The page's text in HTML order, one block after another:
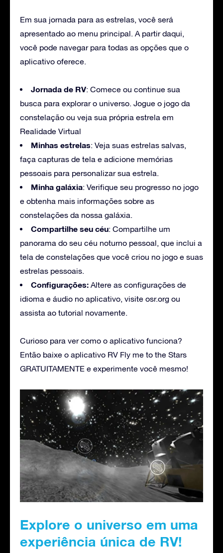
Em sua jornada para as estrelas, você será
apresentado ao menu principal. A partir daqui,
você pode navegar para todas as opções que o
aplicativo oferece.
Jornada de RV: Comece ou continue sua
busca para explorar o universo. Jogue o jogo da
constelação ou veja sua própria estrela em
Realidade Virtual
Minhas estrelas: Veja suas estrelas salvas,
faça capturas de tela e adicione memórias
pessoais para personalizar sua estrela.
Minha galáxia: Verifique seu progresso no jogo
e obtenha mais informações sobre as
constelações da nossa galáxia.
Compartilhe seu céu: Compartilhe um
panorama do seu céu noturno pessoal, que inclui a
tela de constelações que você criou no jogo e suas
estrelas pessoais.
Configurações: Altere as configurações de
idioma e áudio no aplicativo, visite osr.org ou
assista ao tutorial novamente.
Curioso para ver como o aplicativo funciona?
Então baixe o aplicativo RV Fly me to the Stars
GRATUITAMENTE e experimente você mesmo!
Explore o universo em uma
experiência única de RV!